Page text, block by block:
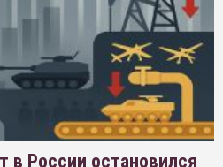
в России остановился